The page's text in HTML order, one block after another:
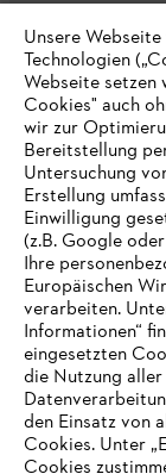
Häufig
Support
Datenschutz
IHR
Unsere
Technologien
Webseite
Cookies" auch
wir zur
Bereitstellung
Untersuchung
Erstellung
Einwilligung
(z.B. Google
Ihre
Europäischen
verarbeiten.
Informationen“
eingesetzten
die Nutzung
den Einsatz von
Cookies. Unter
Cookies